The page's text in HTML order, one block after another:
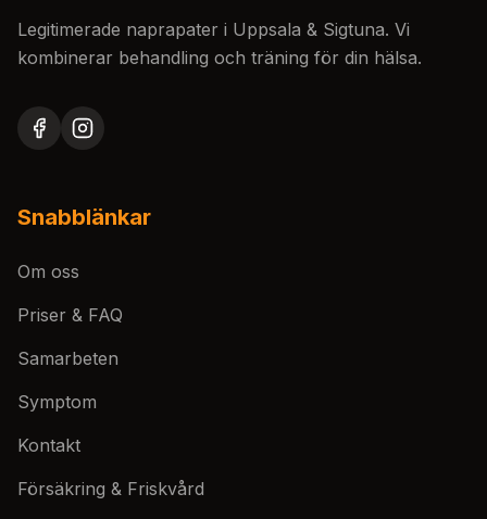
Legitimerade naprapater i Uppsala & Sigtuna. Vi
kombinerar behandling och träning för din hälsa.
Snabblänkar
Om oss
Priser & FAQ
Samarbeten
Symptom
Kontakt
Försäkring & Friskvård